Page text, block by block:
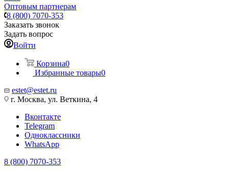
Оптовым партнерам
8 (800) 7070-353
Заказать звонок
Задать вопрос
Войти
Корзина0
Избранные товары0
estet@estet.ru
г. Москва, ул. Веткина, 4
Вконтакте
Telegram
Одноклассники
WhatsApp
8 (800) 7070-353